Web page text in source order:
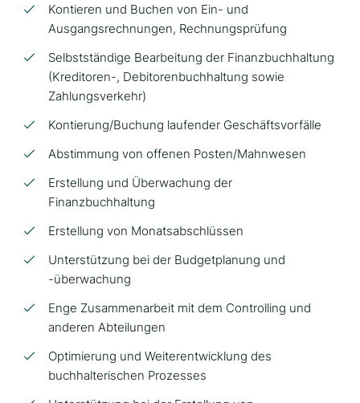
Kontieren und Buchen von Ein- und
Ausgangsrechnungen, Rechnungsprüfung
Selbstständige Bearbeitung der Finanzbuchhaltung
(Kreditoren-, Debitorenbuchhaltung sowie
Zahlungsverkehr)
Kontierung/Buchung laufender Geschäftsvorfälle
Abstimmung von offenen Posten/Mahnwesen
Erstellung und Überwachung der
Finanzbuchhaltung
Erstellung von Monatsabschlüssen
Unterstützung bei der Budgetplanung und
-überwachung
Enge Zusammenarbeit mit dem Controlling und
anderen Abteilungen
Optimierung und Weiterentwicklung des
buchhalterischen Prozesses